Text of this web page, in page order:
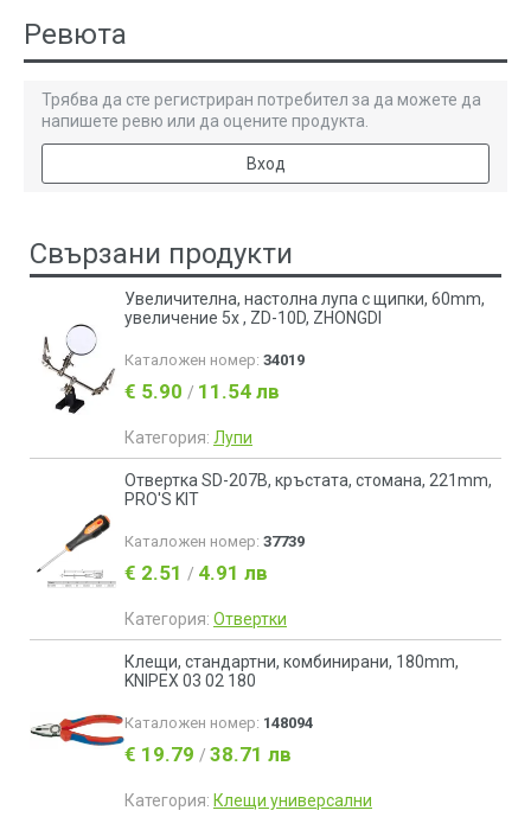
Ревюта
Трябва да сте регистриран потребител за да можете да
напишете ревю или да оцените продукта.
Вход
Свързани продукти
Увеличителна, настолна лупа с щипки, 60mm,
увеличение 5х , ZD-10D, ZHONGDI
Каталожен номер: 34019
€ 5.90 / 11.54 лв
Категория: Лупи
Отвертка SD-207B, кръстата, стомана, 221mm,
PRO'S KIT
Каталожен номер: 37739
€ 2.51 / 4.91 лв
Категория: Отвертки
Клещи, стандартни, комбинирани, 180mm,
KNIPEX 03 02 180
Каталожен номер: 148094
€ 19.79 / 38.71 лв
Категория: Клещи универсални